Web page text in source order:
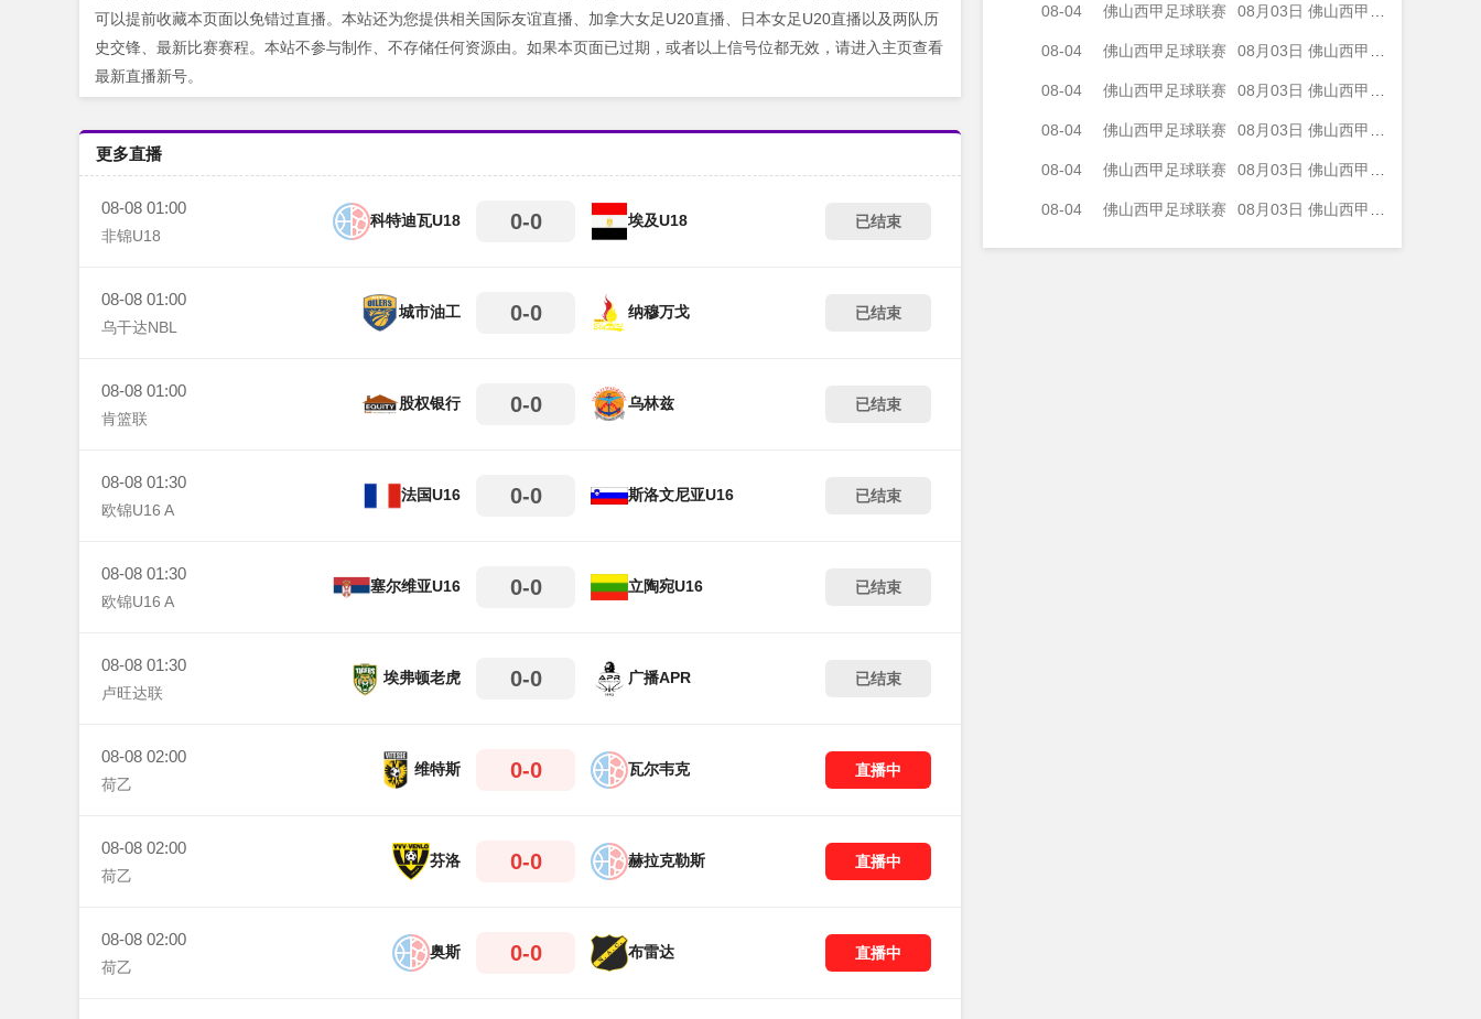
可以提前收藏本页面以免错过直播。本站还为您提供相关国际友谊直播、加拿大女足U20直播、日本女足U20直播以及两队历
史交锋、最新比赛赛程。本站不参与制作、不存储任何资源由。如果本页面已过期，或者以上信号位都无效，请进入主页查看
最新直播新号。
更多直播
08-08 01:00
非锦U18
科特迪瓦U18 0-0 埃及U18 已结束
08-08 01:00
乌干达NBL
城市油工 0-0 纳穆万戈 已结束
08-08 01:00
肯篮联
股权银行 0-0 乌林兹 已结束
08-08 01:30
欧锦U16 A
法国U16 0-0 斯洛文尼亚U16 已结束
08-08 01:30
欧锦U16 A
塞尔维亚U16 0-0 立陶宛U16 已结束
08-08 01:30
卢旺达联
埃弗顿老虎 0-0 广播APR 已结束
08-08 02:00
荷乙
维特斯 0-0 瓦尔韦克 直播中
08-08 02:00
荷乙
芬洛 0-0 赫拉克勒斯 直播中
08-08 02:00
荷乙
奥斯 0-0 布雷达 直播中
08-04 佛山西甲足球联赛 08月03日 佛山西甲足球联赛32强淘汰赛 广东客家青年 VS 广州英华思力U17 全场录像
08-04 佛山西甲足球联赛 08月03日 佛山西甲足球联赛32强淘汰赛 广州求信 VS 顺德新青年 全场录像
08-04 佛山西甲足球联赛 08月03日 佛山西甲足球联赛32强淘汰赛 大塘控股 VS 茂名市点都得 全场录像
08-04 佛山西甲足球联赛 08月03日 佛山西甲足球联赛32强淘汰赛 广东凤铝 VS 湛江八部科技 全场录像
08-04 佛山西甲足球联赛 08月03日 佛山西甲足球联赛32强淘汰赛 广州蜀地红 VS 广州戴拿模 全场录像
08-04 佛山西甲足球联赛 08月03日 佛山西甲足球联赛32强淘汰赛 三水乐民兴健力宝 VS 中国澳门澳科精英 全场录像